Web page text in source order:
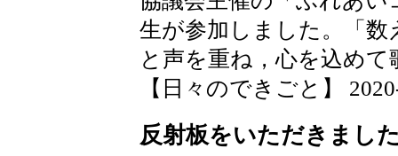
生が参加しました。「数
と声を重ね，心を込め
【日々のできごと】
反射板をいただきまし